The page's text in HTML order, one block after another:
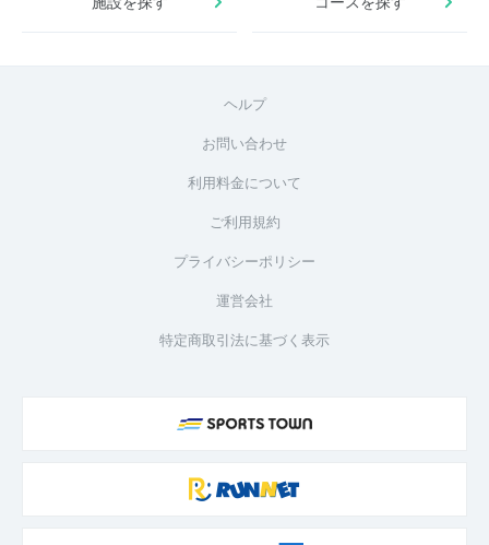
ヘルプ
お問い合わせ
利用料金について
ご利用規約
プライバシーポリシー
運営会社
特定商取引法に基づく表示